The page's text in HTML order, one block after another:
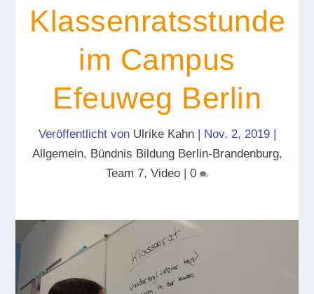
Klassenratsstunde
im Campus
Efeuweg Berlin
Veröffentlicht von Ulrike Kahn| Nov. 2, 2019|
Allgemein, Bündnis Bildung Berlin-Brandenburg,
Team 7, Video | 0